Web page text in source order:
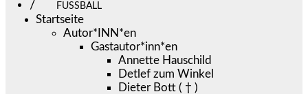
FUSSBALL
Startseite
Autor*INN*en
Gastautor*inn*en
Annette Hauschild
Detlef zum Winkel
Dieter Bott ( † )